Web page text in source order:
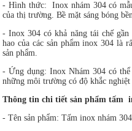
- Hình thức: Inox nhám 304 có
của thị trường. Bề mặt sáng bóng
- Inox 304 có khả năng tái chế
hao của các sản phẩm inox 304 là
sản phẩm.
- Ứng dụng: Inox Nhám 304 có
những môi trường có độ khắc nghiệt
Thông tin chi tiết sản phẩm tấm
- Tên sản phẩm: Tấm inox nhám 304